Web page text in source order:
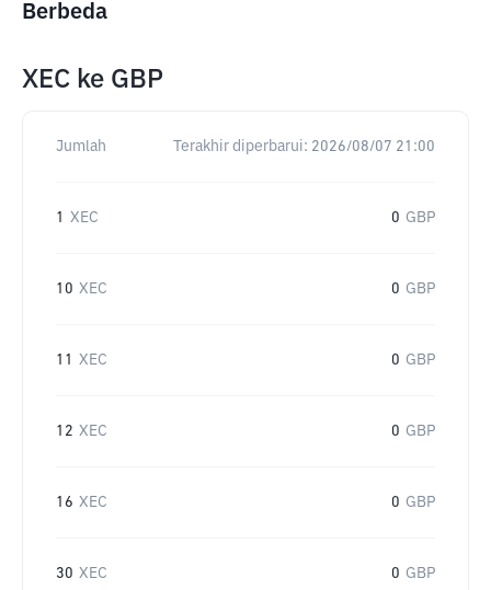
Berbeda
XEC ke GBP
Jumlah Terakhir diperbarui: 2026/08/07 21:00
1 XEC 0 GBP
10 XEC 0 GBP
11 XEC 0 GBP
12 XEC 0 GBP
16 XEC 0 GBP
30 XEC 0 GBP